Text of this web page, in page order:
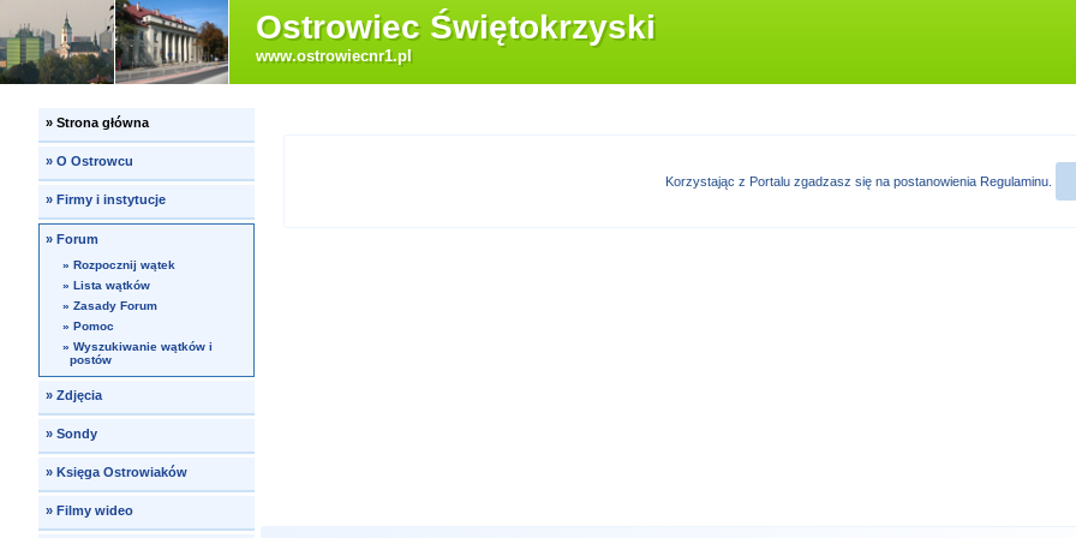
Ostrowiec Świętokrzyski
www.ostrowiecnr1.pl
» Strona główna
» O Ostrowcu
» Firmy i instytucje
»Forum
» Rozpocznij wątek
» Lista wątków
» Zasady Forum
» Pomoc
» Wyszukiwanie wątków i
postów
» Zdjęcia
» Sondy
» Księga Ostrowiaków
» Filmy wideo
Korzystając z Portalu zgadzasz się na postanowienia Regulaminu